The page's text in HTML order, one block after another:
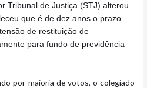
Tribunal de Justiça (STJ) alterou
que é de dez anos o prazo
de restituição de
para fundo de previdência
por maioria de votos, o colegiado